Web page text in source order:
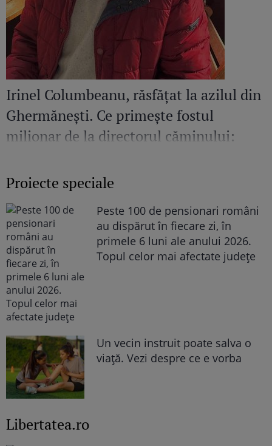
Irinel Columbeanu, răsfățat la azilul din
Ghermănești. Ce primește fostul
milionar de la directorul căminului:
Proiecte speciale
Peste 100 de pensionari români
au dispărut în fiecare zi, în
primele 6 luni ale anului 2026.
Topul celor mai afectate județe
Un vecin instruit poate salva o
viață. Vezi despre ce e vorba
Libertatea.ro